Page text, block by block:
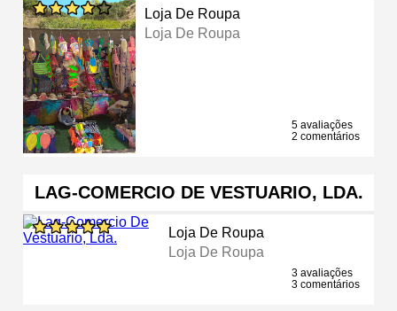
Loja De Roupa
Loja De Roupa
5 avaliações
2 comentários
LAG-COMERCIO DE VESTUARIO, LDA.
Loja De Roupa
Loja De Roupa
3 avaliações
3 comentários